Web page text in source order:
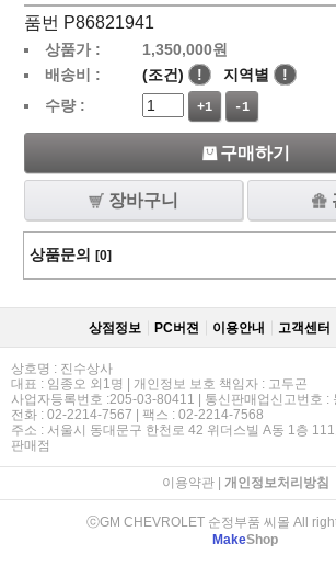
품번 P86821941
상품가 : 1,350,000원
배송비 :
(조건) ! 지역별
!
수량 :
+1 -1
구매하기
장바구니
상품문의 [0]
상점정보 PC버젼 이용안내 고객센터
상호명 : 진수상사
대표 : 임종오 외1명 | 개인정보 보호 책임자 : 고두곤
사업자등록번호 :205-03-80411 | 통신판매업신고번호 :
전화 : 02-2214-7567 | 팩스 : 02-2214-7568
주소 : 서울시 동대문구 한천로 42 위더스빌 A동 1층
판매점
이용약관| 개인정보처리방침
ⓒGM CHEVROLET 순정부품 씨몰 All
MakeShop